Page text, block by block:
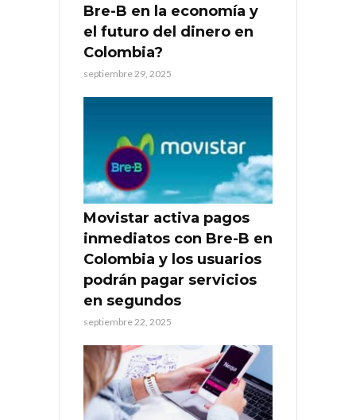
Bre-B en la economía y
el futuro del dinero en
Colombia?
septiembre 29, 2025
Movistar activa pagos
inmediatos con Bre-B en
Colombia y los usuarios
podrán pagar servicios
en segundos
septiembre 22, 2025